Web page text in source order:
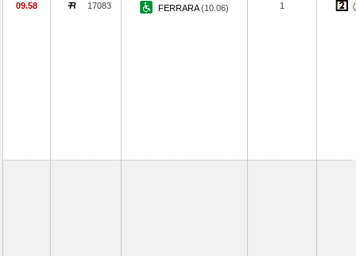
09.58 17083 FERRARA(10.06) 1